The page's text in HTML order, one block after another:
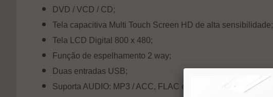
DVD / VCD / CD;
Tela capacitiva Multi Touch Screen HD de alta sensibilidade;
Tela LCD Digital 800 x 480;
Função de espelhamento 2 way;
Duas entradas USB;
Suporta AUDIO: MP3 / ACC, FLAC e APE;